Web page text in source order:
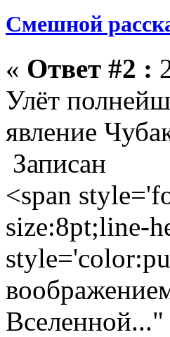
Смешной
« Ответ #2 :
Улёт
явление
Записан
<span
size:8pt;line-
Вселенной..."